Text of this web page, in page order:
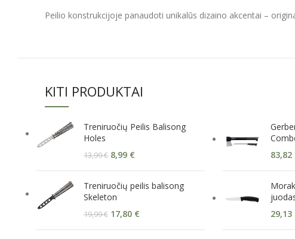
Peilio konstrukcijoje panaudoti unikalūs dizaino akcentai –
KITI PRODUKTAI
Treniruočių Peilis Balisong
Holes
13,99€ 8,99 €
Treniruočių peilis balisong
Skeleton
19,99€ 17,80 €
83,82
29,13